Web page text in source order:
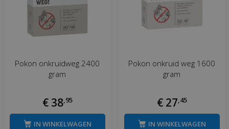
Pokon onkruidweg 2400
gram
€ 38,95
IN WINKELWAGEN
Pokon onkruid weg 1600
gram
€ 27,45
IN WINKELWAGEN